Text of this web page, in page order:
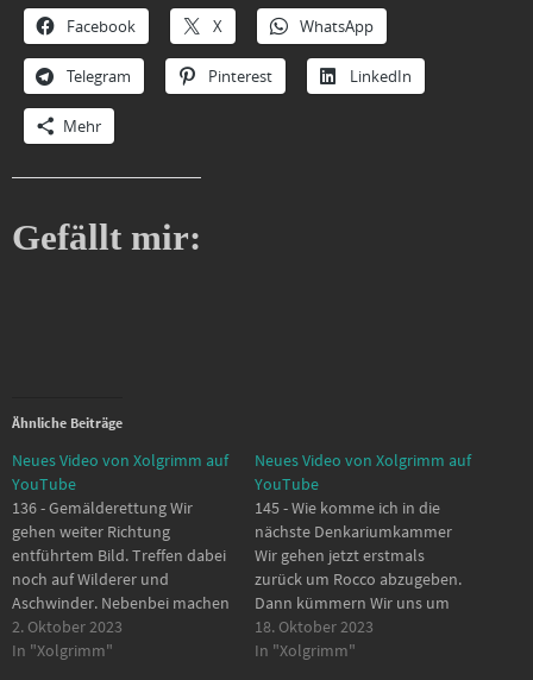
Facebook X WhatsApp
Telegram Pinterest LinkedIn
Mehr
Gefällt mir:
Ähnliche Beiträge
Neues Video von Xolgrimm auf
YouTube
136 - Gemälderettung Wir
gehen weiter Richtung
entführtem Bild. Treffen dabei
noch auf Wilderer und
Aschwinder. Nebenbei machen
wir auch noch einen Troll
platt. 00:00 - Start 00:14 -
2. Oktober 2023
In "Xolgrimm"
Neues Video von Xolgrimm auf
YouTube
145 - Wie komme ich in die
nächste Denkariumkammer
Wir gehen jetzt erstmals
zurück um Rocco abzugeben.
Dann kümmern Wir uns um
die nächste Hauptqueste.
00:00 - Start 01:04 -
18. Oktober 2023
In "Xolgrimm"